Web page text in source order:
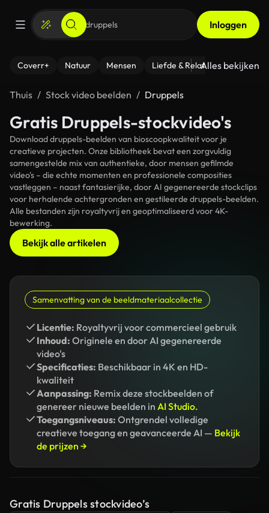
Inloggen
Coverr+ Natuur Mensen Liefde & Relaties - Fitness
Alles bekijken
Thuis Stock video beelden Druppels
Gratis Druppels-stockvideo's
Download druppels-beelden van bioscoopkwaliteit voor je
creatieve projecten. Onze bibliotheek bevat een zorgvuldig
samengestelde mix van authentieke, door mensen gefilmde
video's – die echte momenten en professionele composities
vastleggen – naast fantasierijke, door AI gegenereerde stockclips
voor herhalende achtergronden en gestileerde druppels-beelden.
Alle bestanden zijn royaltyvrij en geoptimaliseerd voor 4K-
bewerking.
Bekijk alle artikelen
Samenvatting van de beeldmateriaalcollectie
Licentie: Royaltyvrij voor commercieel gebruik
Inhoud: Originele en door AI gegenereerde
video's
Specificaties: Beschikbaar in 4K en HD-
kwaliteit
Aanpassing: Remix deze stockbeelden of
genereer nieuwe beelden in AI Studio.
Toegangsniveaus: Ontgrendel volledige
creatieve toegang en geavanceerde AI — Bekijk
de prijzen →
Gratis Druppels stockvideo’s